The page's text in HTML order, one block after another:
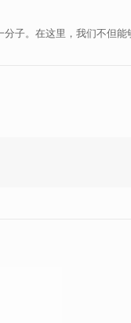
子。在这里，我们不但